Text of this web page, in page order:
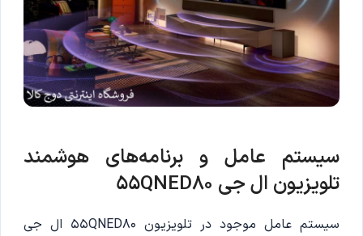
سیستم عامل و برنامه‌های هوشمند
تلویزیون ال جی 55QNED80
سیستم عامل موجود در تلویزیون 55QNED80 ال جی